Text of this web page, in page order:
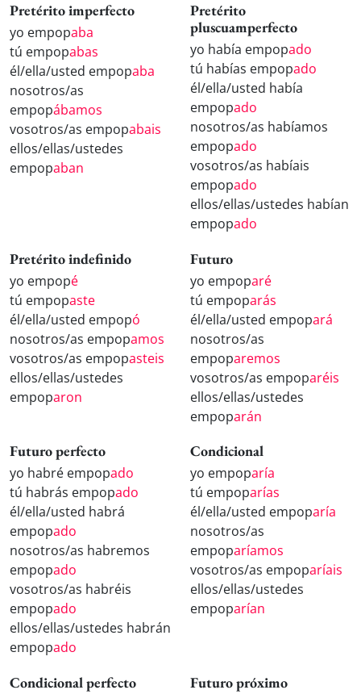
Pretérito imperfecto
yo empopaba
tú empopabas
él/ella/usted empopaba
nosotros/as
empopábamos
vosotros/as empopabais
ellos/ellas/ustedes
empopaban
Pretérito
pluscuamperfecto
yo había empopado
tú habías empopado
él/ella/usted había
empopado
nosotros/as habíamos
empopado
vosotros/as habíais
empopado
ellos/ellas/ustedes habían
empopado
Pretérito indefinido
yo empopé
tú empopaste
él/ella/usted empopó
nosotros/as empopamos
vosotros/as empopasteis
ellos/ellas/ustedes
empoparon
Futuro
yo empoparé
tú empoparás
él/ella/usted empopará
nosotros/as
empoparemos
vosotros/as empoparéis
ellos/ellas/ustedes
empoparán
Futuro perfecto
yo habré empopado
tú habrás empopado
él/ella/usted habrá
empopado
nosotros/as habremos
empopado
vosotros/as habréis
empopado
ellos/ellas/ustedes habrán
empopado
Condicional
yo empoparía
tú empoparías
él/ella/usted empoparía
nosotros/as
empoparíamos
vosotros/as empoparíais
ellos/ellas/ustedes
empoparían
Condicional perfecto Futuro próximo